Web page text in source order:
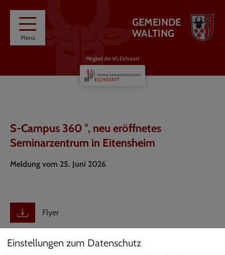
Menü
GEMEINDE
WALTING
Mitglied der VG Eichstätt
S-Campus 360 °, neu eröffnetes
Seminarzentrum in Eitensheim
Meldung vom 25. Juni 2026
Flyer
Einstellungen zum Datenschutz